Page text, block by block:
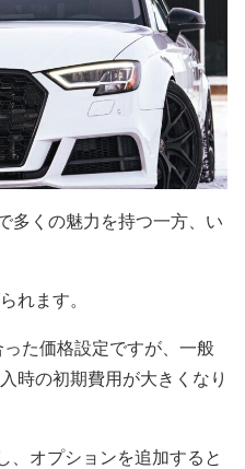
多くの魅力を持つ一方、い
れます。
た価格設定ですが、一般
時の初期費用が大きくなり
、オプションを追加すると